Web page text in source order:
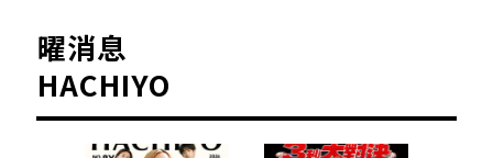
曜消息
HACHIYO